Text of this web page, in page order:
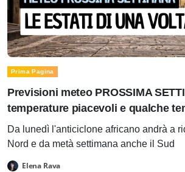
Prima Pagina
Previsioni meteo PROSSIMA
temperature piacevoli e qualche
Da lunedì l'anticiclone africano andrà a
Nord e da metà settimana anche il Sud
Elena Rava